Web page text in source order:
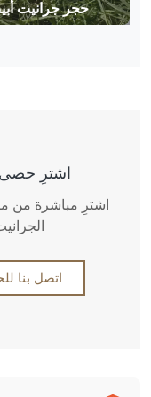
حجر جرانيت
اشترِ حصى
اشترِ مباشرة من
اتصل بنا